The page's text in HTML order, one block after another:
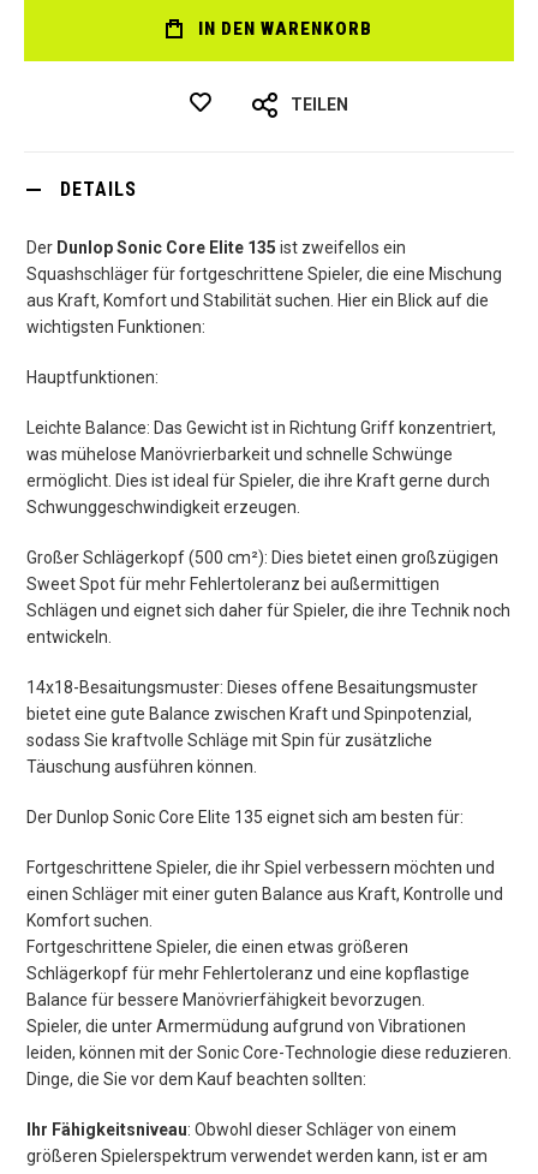
IN DEN WARENKORB
TEILEN
DETAILS
Der Dunlop Sonic Core Elite 135 ist zweifellos ein
Squashschläger für fortgeschrittene Spieler, die eine Mischung
aus Kraft, Komfort und Stabilität suchen. Hier ein Blick auf die
wichtigsten Funktionen:
Hauptfunktionen:
Leichte Balance: Das Gewicht ist in Richtung Griff konzentriert,
was mühelose Manövrierbarkeit und schnelle Schwünge
ermöglicht. Dies ist ideal für Spieler, die ihre Kraft gerne durch
Schwunggeschwindigkeit erzeugen.
Großer Schlägerkopf (500 cm²): Dies bietet einen großzügigen
Sweet Spot für mehr Fehlertoleranz bei außermittigen
Schlägen und eignet sich daher für Spieler, die ihre Technik noch
entwickeln.
14x18-Besaitungsmuster: Dieses offene Besaitungsmuster
bietet eine gute Balance zwischen Kraft und Spinpotenzial,
sodass Sie kraftvolle Schläge mit Spin für zusätzliche
Täuschung ausführen können.
Der Dunlop Sonic Core Elite 135 eignet sich am besten für:
Fortgeschrittene Spieler, die ihr Spiel verbessern möchten und
einen Schläger mit einer guten Balance aus Kraft, Kontrolle und
Komfort suchen.
Fortgeschrittene Spieler, die einen etwas größeren
Schlägerkopf für mehr Fehlertoleranz und eine kopflastige
Balance für bessere Manövrierfähigkeit bevorzugen.
Spieler, die unter Armermüdung aufgrund von Vibrationen
leiden, können mit der Sonic Core-Technologie diese reduzieren.
Dinge, die Sie vor dem Kauf beachten sollten:
Ihr Fähigkeitsniveau: Obwohl dieser Schläger von einem
größeren Spielerspektrum verwendet werden kann, ist er am